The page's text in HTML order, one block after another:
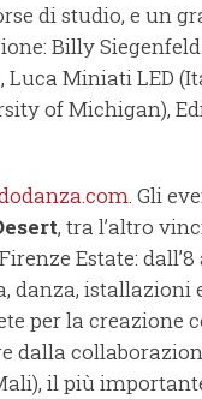
di studio, e un
Billy
Luca Miniati LED
of Michigan),
. Gli
, tra l’altro
Estate:
danza, istallazioni
per la creazione
dalla
il più